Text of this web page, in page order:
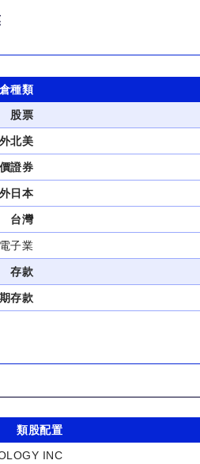
種類
股票
北美
證券
日本
台灣
子業
存款
存款
類股配置
INC